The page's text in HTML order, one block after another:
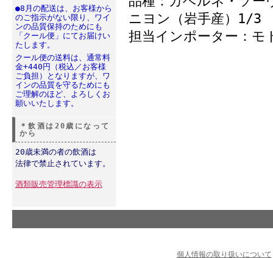
●8月の配送は、お客様から
のご指示がない限り、ワイ
ンの品質保持のためにも
「クール便」にてお届けい
たします。
クール便の送料は、通常料
金+440円（税込／お客様
ご負担）となりますが、ワ
インの品質を守るためにも
ご理解のほど、よろしくお
願いいたします。
＊飲酒は20歳になって
から
20歳未満の者の飲酒は
法律で禁止されています。
酒類販売管理標識の表示
ニヨン（岩手産）1/3
担当インポーター：モ
個人情報の取り扱いについて